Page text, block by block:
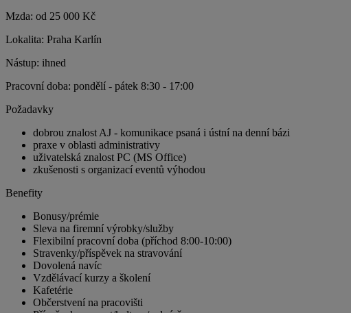
Mzda: od 25 000 Kč
Lokalita: Praha Karlín
Nástup: ihned
Pracovní doba: pondělí - pátek 8:30 - 17:00
Požadavky
dobrou znalost AJ - komunikace psaná i ústní na denní bázi
praxe v oblasti administrativy
uživatelská znalost PC (MS Office)
zkušenosti s organizací eventů výhodou
Benefity
Bonusy/prémie
Sleva na firemní výrobky/služby
Flexibilní pracovní doba (příchod 8:00-10:00)
Stravenky/příspěvek na stravování
Dovolená navíc
Vzdělávací kurzy a školení
Kafetérie
Občerstvení na pracovišti